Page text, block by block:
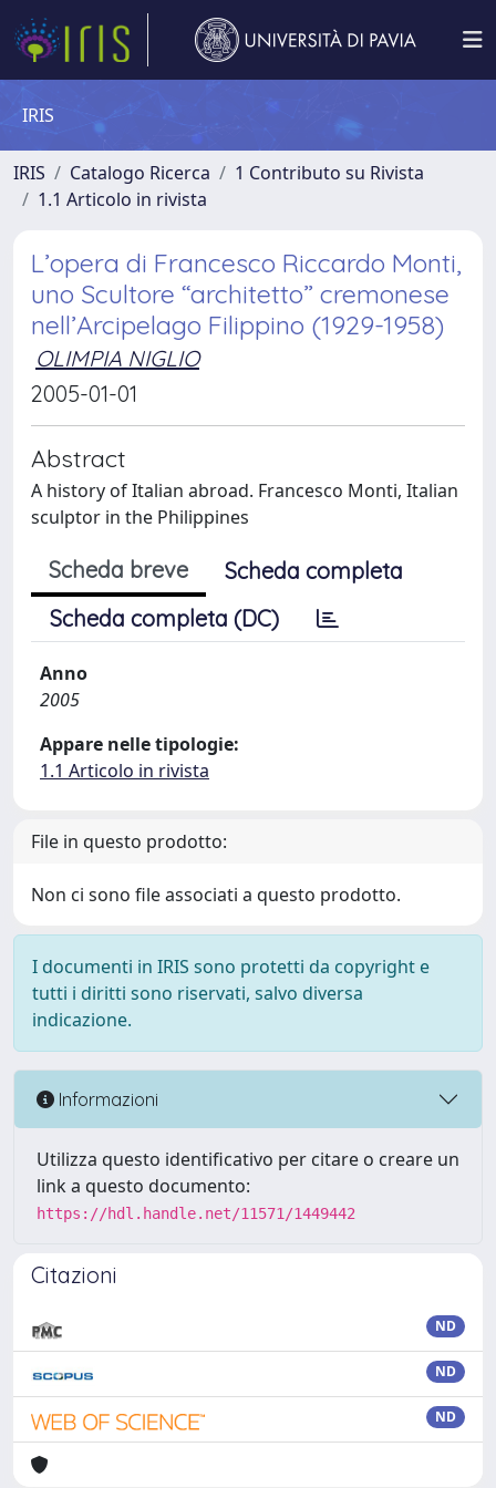
IRIS
IRIS Catalogo Ricerca
1 Contributo su Rivista
1.1 Articolo in rivista
L’opera di Francesco Riccardo Monti,
uno Scultore “architetto” cremonese
nell’Arcipelago Filippino (1929-1958)
OLIMPIA NIGLIO
2005-01-01
Abstract
A history of Italian abroad. Francesco Monti, Italian
sculptor in the Philippines
Scheda breve
Scheda completa
Scheda completa (DC)
Anno
2005
Appare nelle tipologie:
1.1 Articolo in rivista
File in questo prodotto:
Non ci sono file associati a questo prodotto.
I documenti in IRIS sono protetti da copyright e
tutti i diritti sono riservati, salvo diversa
indicazione.
Informazioni
Utilizza questo identificativo per citare o creare un
link a questo documento:
https://hdl.handle.net/11571/1449442
Citazioni
ND
ND
ND